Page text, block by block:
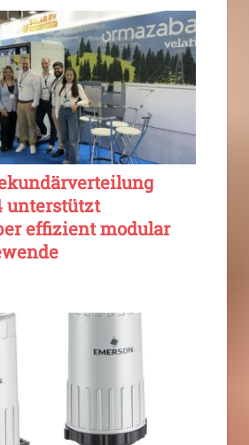
unterstützt
effizient modular